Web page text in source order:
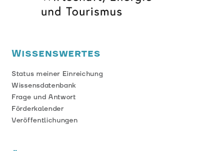
Wissenswertes
Status meiner Einreichung
Wissensdatenbank
Frage und Antwort
Förderkalender
Veröffentlichungen